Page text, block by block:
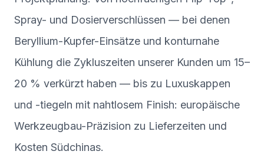
Spray- und Dosierverschlüssen — bei denen
Beryllium-Kupfer-Einsätze und konturnahe
Kühlung die Zykluszeiten unserer Kunden um 15–
20 % verkürzt haben — bis zu Luxuskappen
und -tiegeln mit nahtlosem Finish: europäische
Werkzeugbau-Präzision zu Lieferzeiten und
Kosten Südchinas.